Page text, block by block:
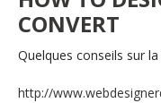
CONVERT
Quelques conseils sur
http://